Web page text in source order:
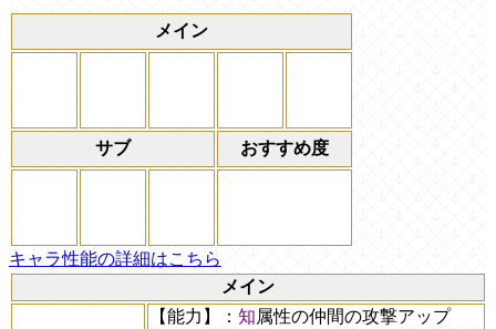
メイン
サブ おすすめ度
キャラ性能の詳細はこちら
メイン
【能力】 ： 知属性の仲間の攻撃アップ